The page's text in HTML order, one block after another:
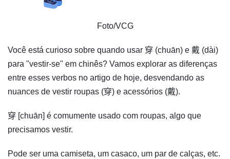
Foto/VCG
Você está curioso sobre quando usar 穿 (chuān) e 戴 (dài)
para "vestir-se" em chinês? Vamos explorar as diferenças
entre esses verbos no artigo de hoje, desvendando as
nuances de vestir roupas (穿) e acessórios (戴).
穿 [chuān] é comumente usado com roupas, algo que
precisamos vestir.
Pode ser uma camiseta, um casaco, um par de calças, etc.